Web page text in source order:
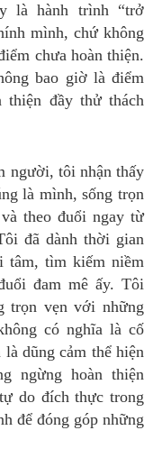
là hành trình “trở
mình, chứ không
chưa hoàn thiện.
bao giờ là điểm
thiện đầy thử thách
tôi nhận thấy
là mình, sống trọn
theo đuổi ngay từ
đã dành thời gian
tâm, tìm kiếm niềm
đam mê ấy. Tôi
trọn vẹn với những
có nghĩa là cố
dũng cảm thể hiện
ngừng hoàn thiện
do đích thực trong
để đóng góp những